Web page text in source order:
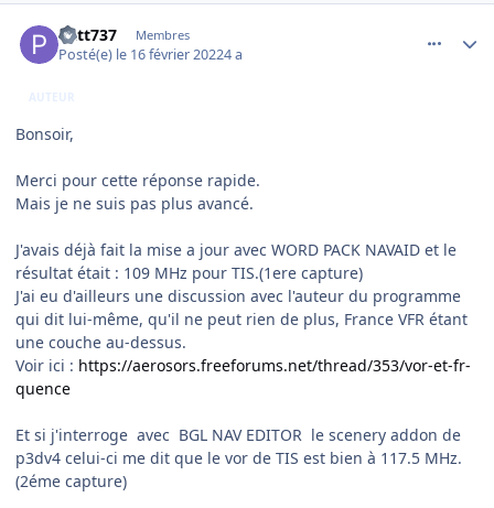
Patt737 Membres
Posté(e) le 16 février 20224 a
AUTEUR
Bonsoir,
Merci pour cette réponse rapide.
Mais je ne suis pas plus avancé.
J'avais déjà fait la mise a jour avec WORD PACK NAVAID et le
résultat était : 109 MHz pour TIS.(1ere capture)
J'ai eu d'ailleurs une discussion avec l'auteur du programme
qui dit lui-même, qu'il ne peut rien de plus, France VFR étant
une couche au-dessus.
Voir ici : https://aerosors.freeforums.net/thread/353/vor-et-fr-
quence
Et si j'interroge avec BGL NAV EDITOR le scenery addon de
p3dv4 celui-ci me dit que le vor de TIS est bien à 117.5 MHz.
(2éme capture)